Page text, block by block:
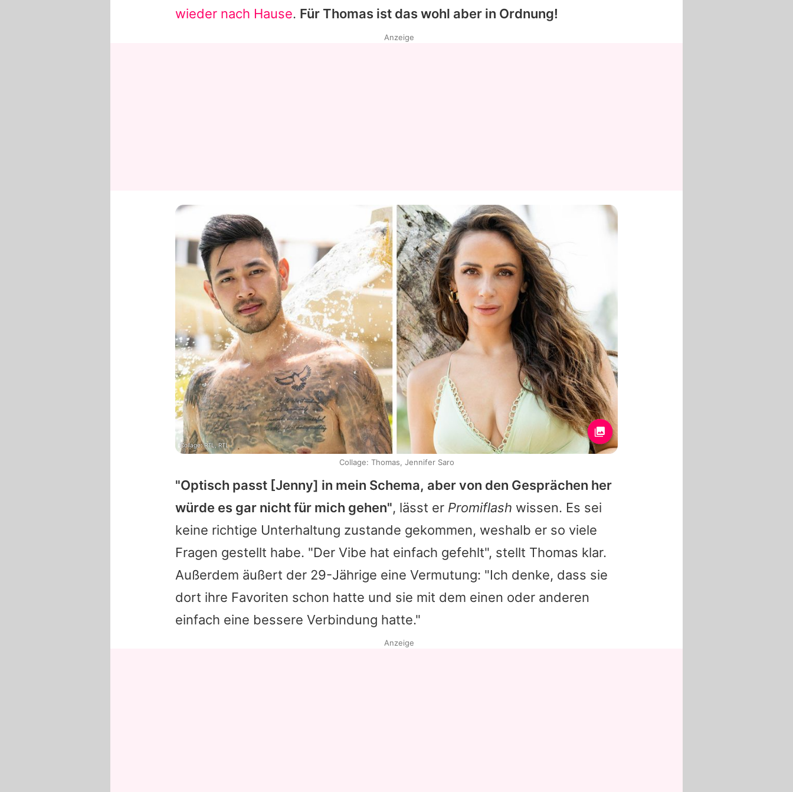
wieder nach Hause. Für Thomas ist das wohl aber in Ordnung!
"Optisch passt [Jenny] in mein Schema, aber von den Gesprächen her
würde es gar nicht für mich gehen", lässt er Promiflash wissen. Es sei
keine richtige Unterhaltung zustande gekommen, weshalb er so viele
Fragen gestellt habe. "Der Vibe hat einfach gefehlt", stellt Thomas klar.
Außerdem äußert der 29-Jährige eine Vermutung: "Ich denke, dass sie
dort ihre Favoriten schon hatte und sie mit dem einen oder anderen
einfach eine bessere Verbindung hatte."
Anzeige
Collage: RTL, RTL
Collage: Thomas, Jennifer Saro
Anzeige